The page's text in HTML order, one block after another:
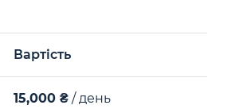
Вартість
15,000 ₴ / день